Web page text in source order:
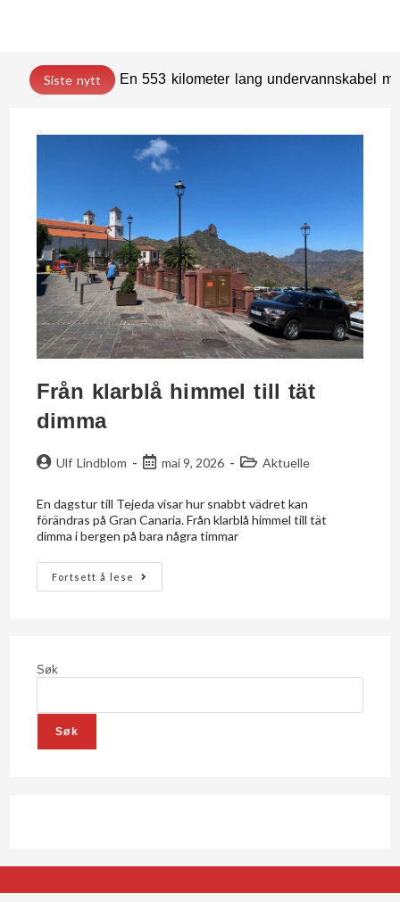
Siste nytt En 553 kilometer lang undervannskabel
Från klarblå himmel till tät
dimma
Ulf Lindblom mai 9, 2026 Aktuelle
En dagstur till Tejeda visar hur snabbt vädret kan
förändras på Gran Canaria. Från klarblå himmel till tät
dimma i bergen på bara några timmar
Fortsett å lese
Søk
Søk